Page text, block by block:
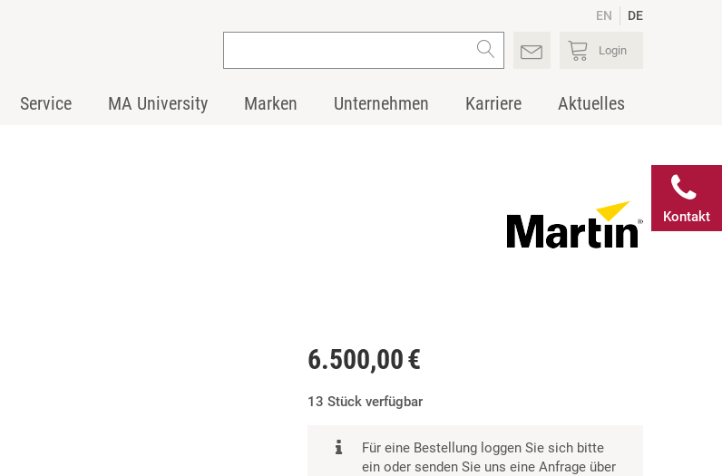
EN DE
Login
Service MA University Marken Unternehmen Karriere Aktuelles
Kontakt
6.500,00 €
13 Stück verfügbar
Für eine Bestellung loggen Sie sich bitte
ein oder senden Sie uns eine Anfrage über